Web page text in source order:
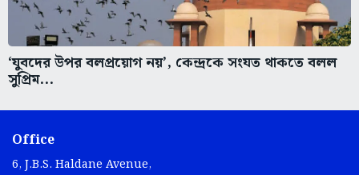
‘যুবদের উপর বলপ্রয়োগ নয়’, কেন্দ্রকে সংযত থাকতে বলল
সুপ্রিম...
Office
6, J.B.S. Haldane Avenue,